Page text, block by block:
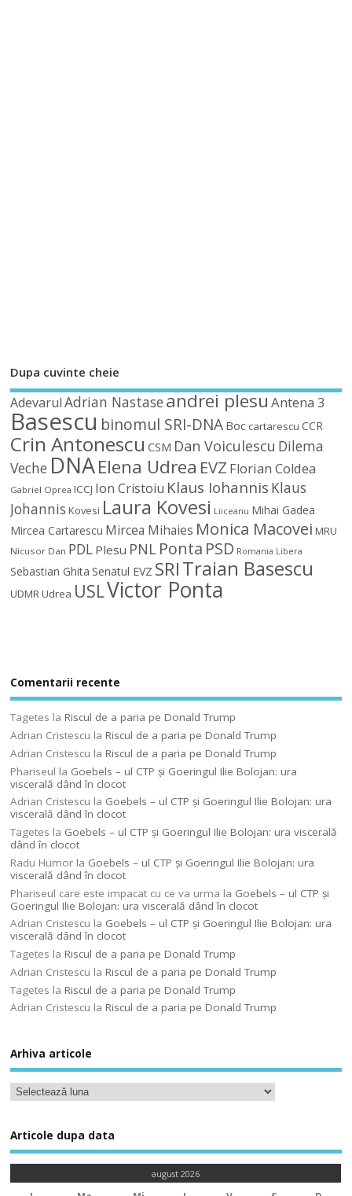
Dupa cuvinte cheie
Adevarul Adrian Nastase andrei plesu Antena 3
Basescu binomul SRI-DNA Boc cartarescu CCR
Crin Antonescu CSM Dan Voiculescu Dilema
Veche DNAElena Udrea EVZ Florian Coldea
Gabriel Oprea ICCJ Ion Cristoiu Klaus Iohannis Klaus
Johannis Kovesi Laura Kovesi Liiceanu Mihai Gadea
Mircea Cartarescu Mircea Mihaies Monica Macovei MRU
Nicusor Dan PDL Plesu PNL Ponta PSD Romania Libera
Sebastian Ghita Senatul EVZ SRITraian Basescu
UDMRUdrea USLVictor Ponta
Comentarii recente
Tagetes laRiscul de a paria pe Donald Trump
Adrian Cristescu laRiscul de a paria pe Donald Trump
Adrian Cristescu laRiscul de a paria pe Donald Trump
Phariseul la Goebels – ul CTP şi Goeringul Ilie Bolojan: ura
viscerală dând în clocot
Adrian Cristescu la Goebels – ul CTP şi Goeringul Ilie Bolojan: ura
viscerală dând în clocot
Tagetes la Goebels – ul CTP şi Goeringul Ilie Bolojan: ura viscerală
dând în clocot
Radu Humor la Goebels – ul CTP şi Goeringul Ilie Bolojan: ura
viscerală dând în clocot
Phariseul care este impacat cu ce va urma la Goebels – ul CTP şi
Goeringul Ilie Bolojan: ura viscerală dând în clocot
Adrian Cristescu la Goebels – ul CTP şi Goeringul Ilie Bolojan: ura
viscerală dând în clocot
Tagetes laRiscul de a paria pe Donald Trump
Adrian Cristescu laRiscul de a paria pe Donald Trump
Tagetes laRiscul de a paria pe Donald Trump
Adrian Cristescu laRiscul de a paria pe Donald Trump
Arhiva articole
Articole dupa data
august 2026